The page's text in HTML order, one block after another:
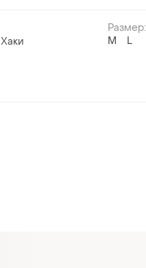
Хаки
Размер:
M
L